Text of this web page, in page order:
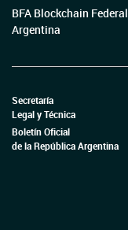
BFA Blockchain Federal
Argentina
Secretaría
Legal y Técnica
Boletín Oficial
de la República Argentina